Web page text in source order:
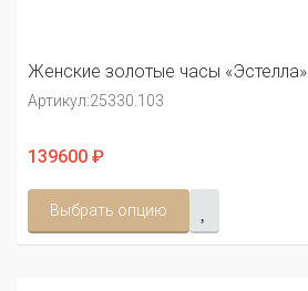
Женские золотые часы «Эстелла»
Артикул:25330.103
139600 ₽
Выбрать опцию